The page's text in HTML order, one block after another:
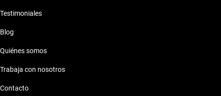
Testimoniales
Blog
Quiénes somos
Trabaja con nosotros
Contacto